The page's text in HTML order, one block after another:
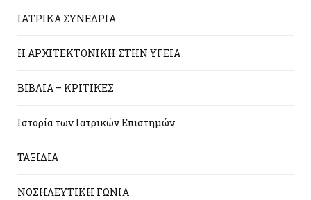
ΙΑΤΡΙΚΑ ΣΥΝΕΔΡΙΑ
Η ΑΡΧΙΤΕΚΤΟΝΙΚΗ ΣΤΗΝ ΥΓΕΙΑ
ΒΙΒΛΙΑ – ΚΡΙΤΙΚΕΣ
Ιστορία των Ιατρικών Επιστημών
ΤΑΞΙΔΙΑ
ΝΟΣΗΛΕΥΤΙΚΗ ΓΩΝΙΑ